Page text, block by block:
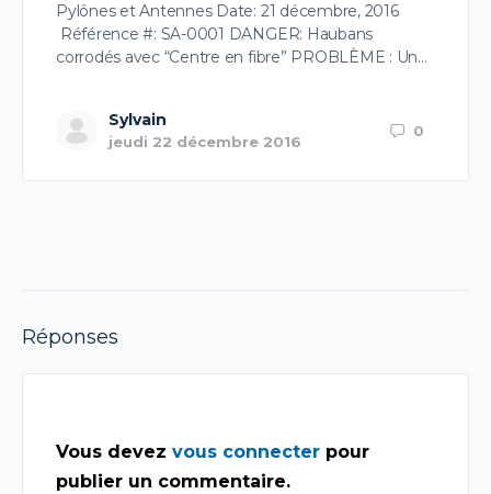
Pylônes et Antennes Date: 21 décembre, 2016
Référence #: SA-0001 DANGER: Haubans
corrodés avec “Centre en fibre” PROBLÈME : Un…
Sylvain
jeudi 22 décembre 2016
0
Réponses
Vous devez vous connecter pour
publier un commentaire.